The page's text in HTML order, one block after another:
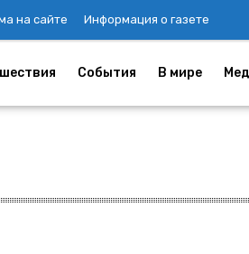
на сайте Информация о газете
События В мире